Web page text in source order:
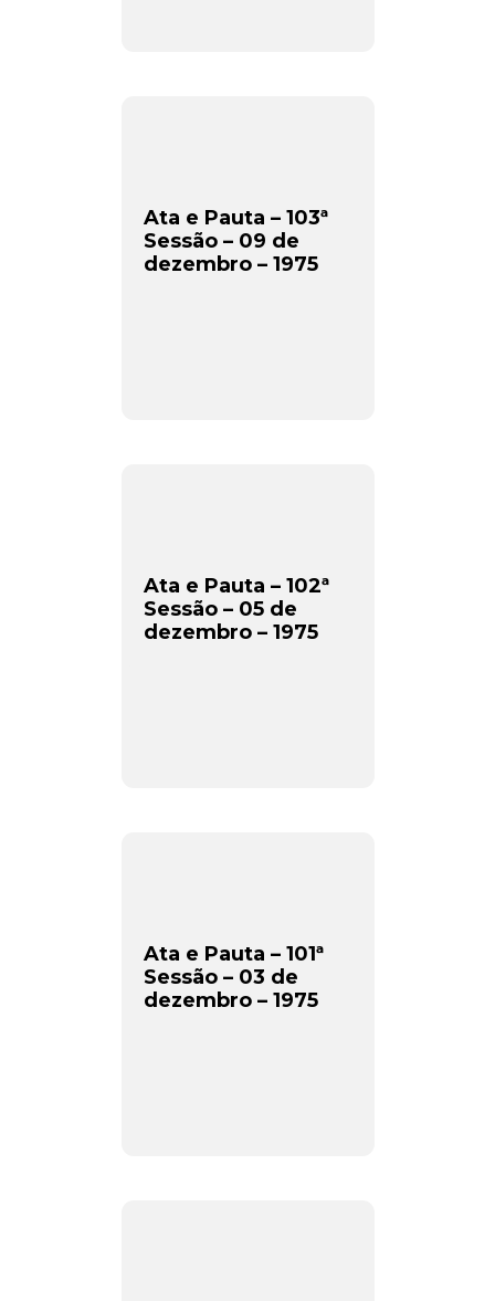
Ata e Pauta – 103ª
Sessão – 09 de
dezembro – 1975
Ata e Pauta – 102ª
Sessão – 05 de
dezembro – 1975
Ata e Pauta – 101ª
Sessão – 03 de
dezembro – 1975